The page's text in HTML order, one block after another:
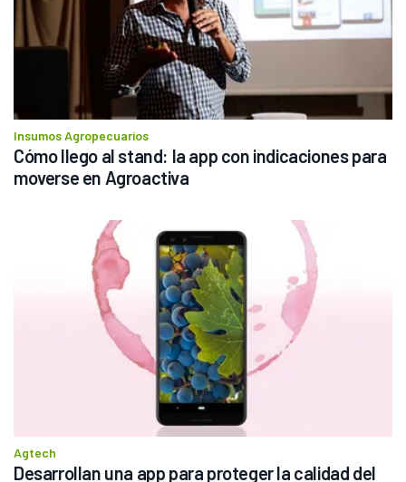
Insumos Agropecuarios
Cómo llego al stand: la app con indicaciones para
moverse en Agroactiva
Agtech
Desarrollan una app para proteger la calidad del